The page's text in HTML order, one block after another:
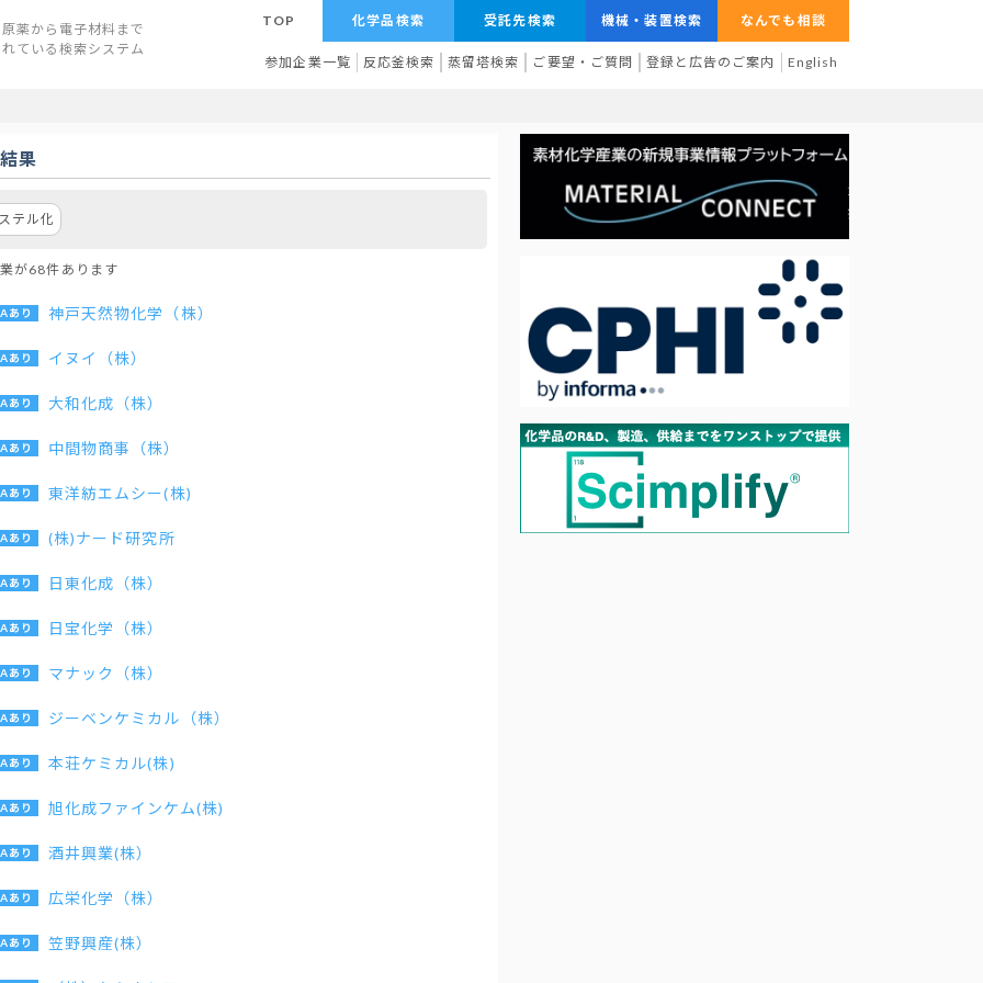
薬から電子材料まで
ている検索システム
TOP 化学品検索 受託先検索 機械・装置検索 なんでも相談
参加企業一覧 反応釜検索 蒸留塔検索 ご要望・ご質問 登録と広告のご案内 English
果
テル化
が68件あります
神戸天然物化学（株）
イヌイ（株）
大和化成（株）
中間物商事（株）
東洋紡エムシー(株)
(株)ナード研究所
日東化成（株）
日宝化学（株）
マナック（株）
ジーベンケミカル（株）
本荘ケミカル(株)
旭化成ファインケム(株)
酒井興業(株）
広栄化学（株）
笠野興産(株）